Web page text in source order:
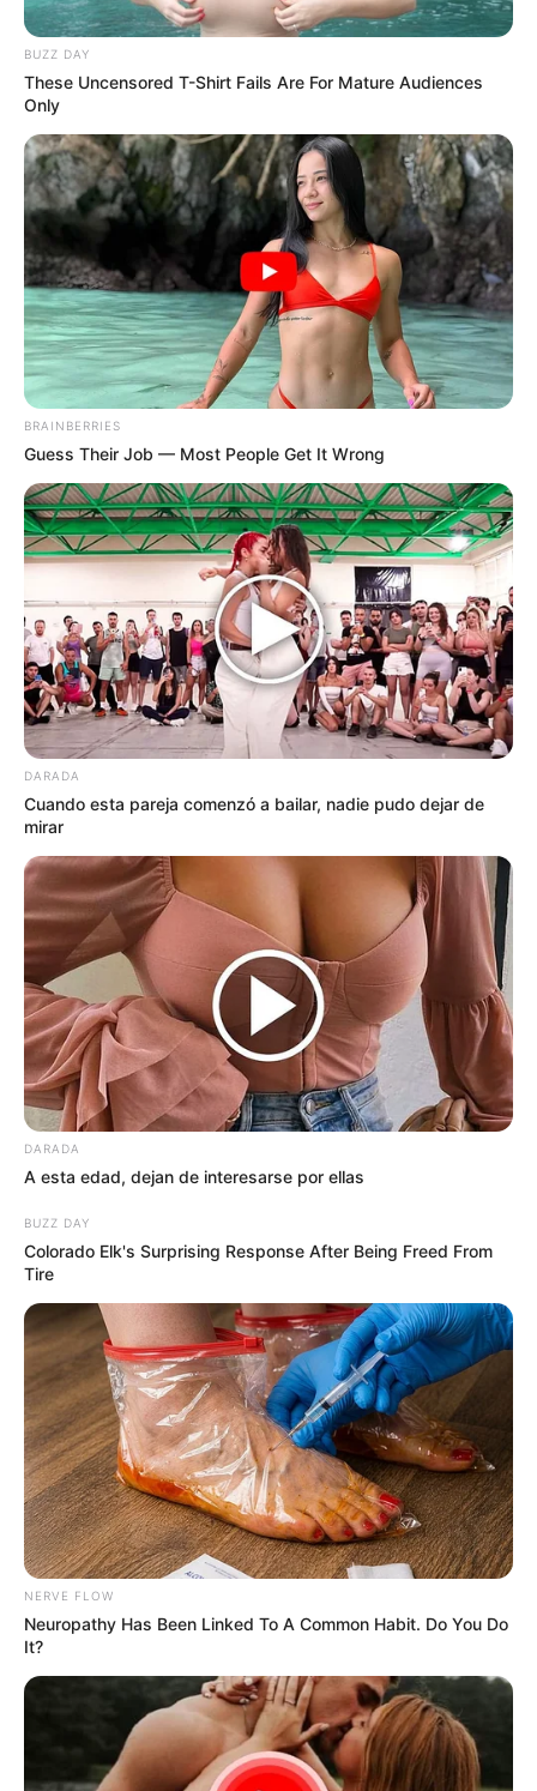
Thalía sorprende a
todos con una…Ver
más
26 May, 2026 byadmin
Thalía sorprende a
todos con una…Ver
más
BUZZ DAY
These Uncensored T-Shirt Fails Are For Mature Audiences
Only
BRAINBERRIES
Guess Their Job — Most People Get It Wrong
DARADA
Cuando esta pareja comenzó a bailar, nadie pudo dejar de
mirar
DARADA
A esta edad, dejan de interesarse por ellas
BUZZ DAY
Colorado Elk's Surprising Response After Being Freed From
Tire
NERVE FLOW
Neuropathy Has Been Linked To A Common Habit. Do You Do
It?